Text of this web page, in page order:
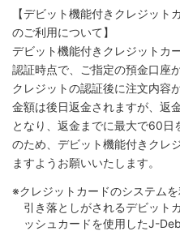
【デビット機能付きクレジット
のご利用について】
デビット機能付きクレジットカ
認証時点で、ご指定の預金口座
クレジットの認証後に注文内容
金額は後日返金されますが、返
となり、返金までに最大で60日
のため、デビット機能付きクレ
ますようお願いいたします。
※クレジットカードのシステム
引き落としがされるデビット
ッシュカードを使用したJ-